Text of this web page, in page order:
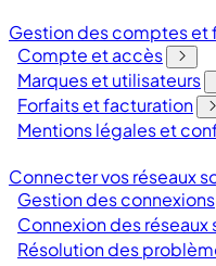
Gestion des comptes et
Compte et accès
Marques et utilisateurs
Forfaits et facturation
Mentions légales et
Connecter vos réseaux
Gestion des connexions
Connexion des réseaux
Résolution des